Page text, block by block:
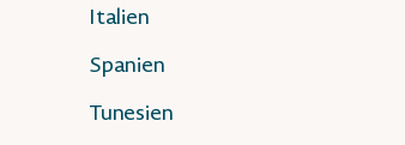
Italien
Spanien
Tunesien